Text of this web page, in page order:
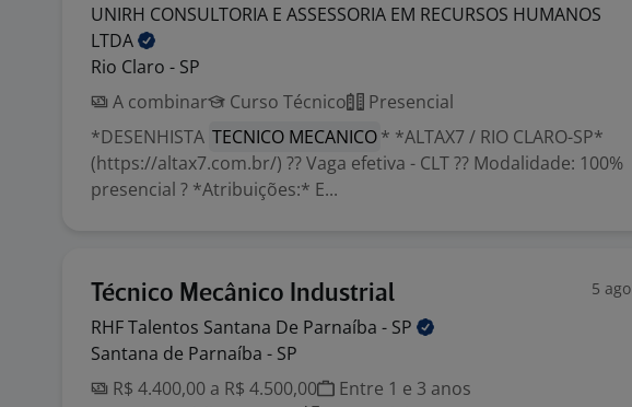
UNIRH CONSULTORIA E ASSESSORIA EM RECURSOS HUMANOS
LTDA
Rio Claro - SP
A combinar
Curso Técnico
Presencial
*DESENHISTA TECNICO MECANICO* *ALTAX7 / RIO CLARO-SP*
(https://altax7.com.br/) ?? Vaga efetiva - CLT ?? Modalidade: 100%
presencial ? *Atribuições:* E...
Técnico Mecânico Industrial 5 ago
RHF Talentos Santana De Parnaíba - SP
Santana de Parnaíba - SP
R$ 4.400,00 a R$ 4.500,00
Entre 1 e 3 anos